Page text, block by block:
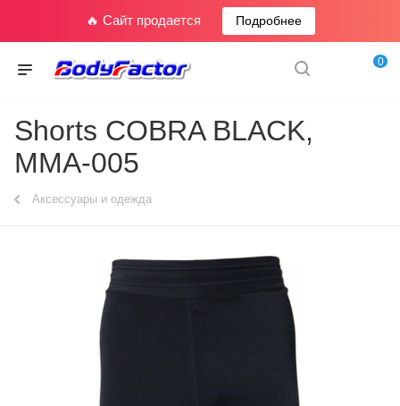
🔥 Сайт продается Подробнее
0
Shorts COBRA BLACK,
MMA-005
Аксессуары и одежда